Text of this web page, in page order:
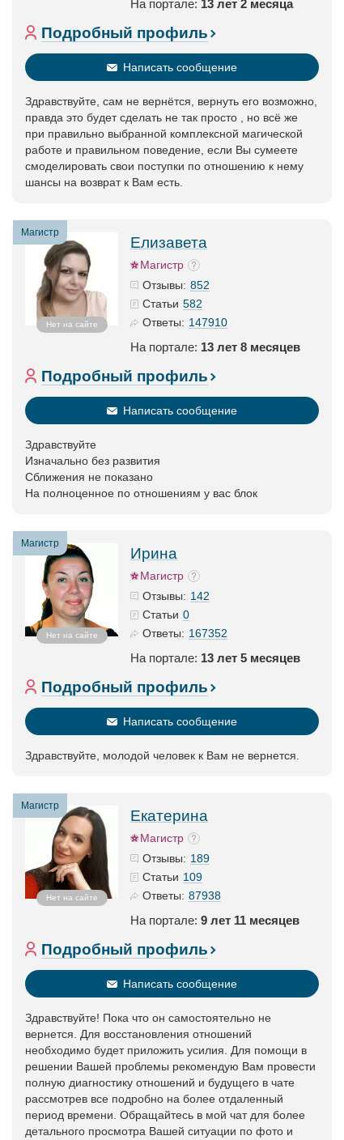
На портале: 13 лет 2 месяца
Подробный профиль
Написать сообщение
Здравствуйте, сам не вернётся, вернуть его возможно,
правда это будет сделать не так просто , но всё же
при правильно выбранной комплексной магической
работе и правильном поведение, если Вы сумеете
смоделировать свои поступки по отношению к нему
шансы на возврат к Вам есть.
Магистр
Нет на сайте
Елизавета
Магистр
Отзывы: 852
Статьи 582
Ответы: 147910
На портале: 13 лет 8 месяцев
Подробный профиль
Написать сообщение
Здравствуйте
Изначально без развития
Сближения не показано
На полноценное по отношениям у вас блок
Магистр
Нет на сайте
Ирина
Магистр
Отзывы: 142
Статьи 0
Ответы: 167352
На портале: 13 лет 5 месяцев
Подробный профиль
Написать сообщение
Здравствуйте, молодой человек к Вам не вернется.
Магистр
Нет на сайте
Екатерина
Магистр
Отзывы: 189
Статьи 109
Ответы: 87938
На портале: 9 лет 11 месяцев
Подробный профиль
Написать сообщение
Здравствуйте! Пока что он самостоятельно не
вернется. Для восстановления отношений
необходимо будет приложить усилия. Для помощи в
решении Вашей проблемы рекомендую Вам провести
полную диагностику отношений и будущего в чате
рассмотрев все подробно на более отдаленный
период времени. Обращайтесь в мой чат для более
детального просмотра Вашей ситуации по фото и